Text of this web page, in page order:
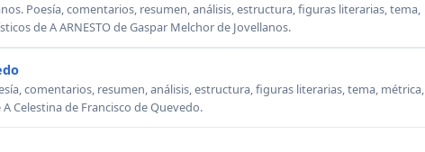
Poesía, comentarios, resumen, análisis, estructura, figuras literarias, tema,
de A ARNESTO de Gaspar Melchor de Jovellanos.
comentarios, resumen, análisis, estructura, figuras literarias, tema, métrica,
Celestina de Francisco de Quevedo.